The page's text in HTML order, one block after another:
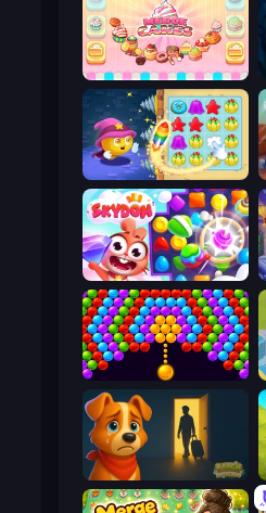
Merge Cakes
Candy Riddles
Skydom
Bubble Story
Ranch Adventures